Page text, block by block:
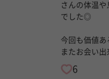
さんの体温
でした◎
今回も価値あ
またお会い出
6